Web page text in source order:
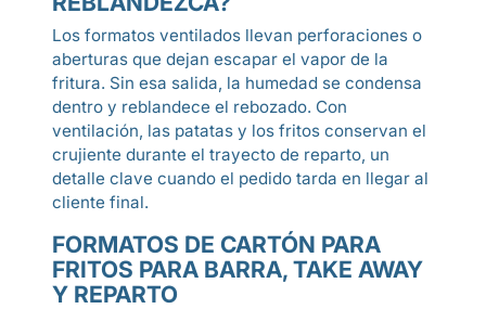
Los formatos ventilados llevan perforaciones o
aberturas que dejan escapar el vapor de la
fritura. Sin esa salida, la humedad se condensa
dentro y reblandece el rebozado. Con
ventilación, las patatas y los fritos conservan el
crujiente durante el trayecto de reparto, un
detalle clave cuando el pedido tarda en llegar al
cliente final.
FORMATOS DE CARTÓN PARA
FRITOS PARA BARRA, TAKE AWAY
Y REPARTO